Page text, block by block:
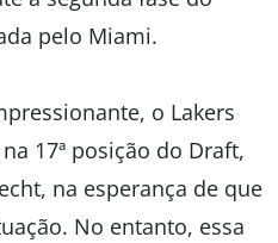
pelo Miami.
o Lakers
17ª posição do Draft,
na esperança de que
No entanto, essa